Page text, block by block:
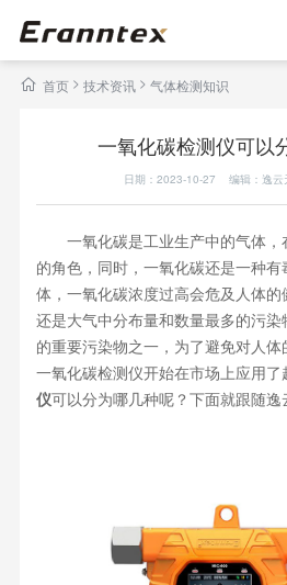
首页> 技术资讯 > 气体检测知识
一氧化碳检测仪可以
日期：2023-10-27 编辑：逸
一氧化碳是工业生产中的气体，
的角色，同时，一氧化碳还是一种
体，一氧化碳浓度过高会危及人体
还是大气中分布量和数量最多的污
的重要污染物之一，为了避免对人体
一氧化碳检测仪开始在市场上应用了
仪可以分为哪几种呢？下面就跟随逸